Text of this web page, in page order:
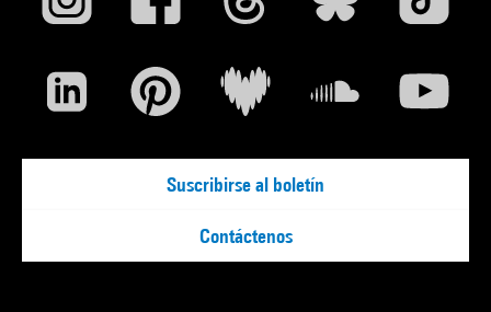
Suscribirse al boletín
Contáctenos